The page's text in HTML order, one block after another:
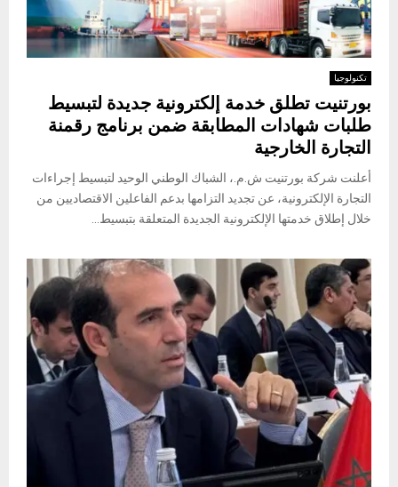
تكنولوجيا
بورتنیت تطلق خدمة إلكترونية جديدة لتبسيط
طلبات شهادات المطابقة ضمن برنامج رقمنة
التجارة الخارجية
أعلنت شركة بورتنیت ش.م.، الشباك الوطني الوحيد لتبسيط إجراءات
التجارة الإلكترونية، عن تجديد التزامها بدعم الفاعلين الاقتصاديين من
خلال إطلاق خدمتها الإلكترونية الجديدة المتعلقة بتبسيط...